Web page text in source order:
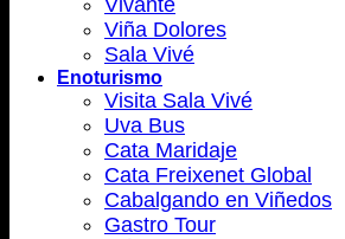
Vivante
Viña Dolores
Sala Vivé
Enoturismo
Visita Sala Vivé
Uva Bus
Cata Maridaje
Cata Freixenet Global
Cabalgando en Viñedos
Gastro Tour